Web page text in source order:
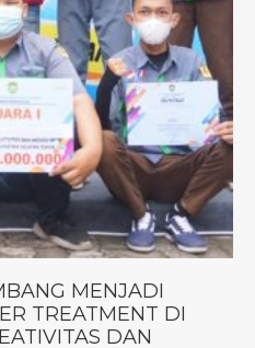
MENJADI
TREATMENT DI
DAN